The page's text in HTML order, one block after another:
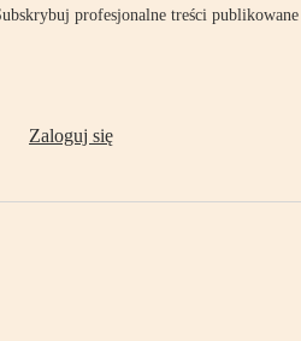
profesjonalne treści publikowane
Zaloguj się